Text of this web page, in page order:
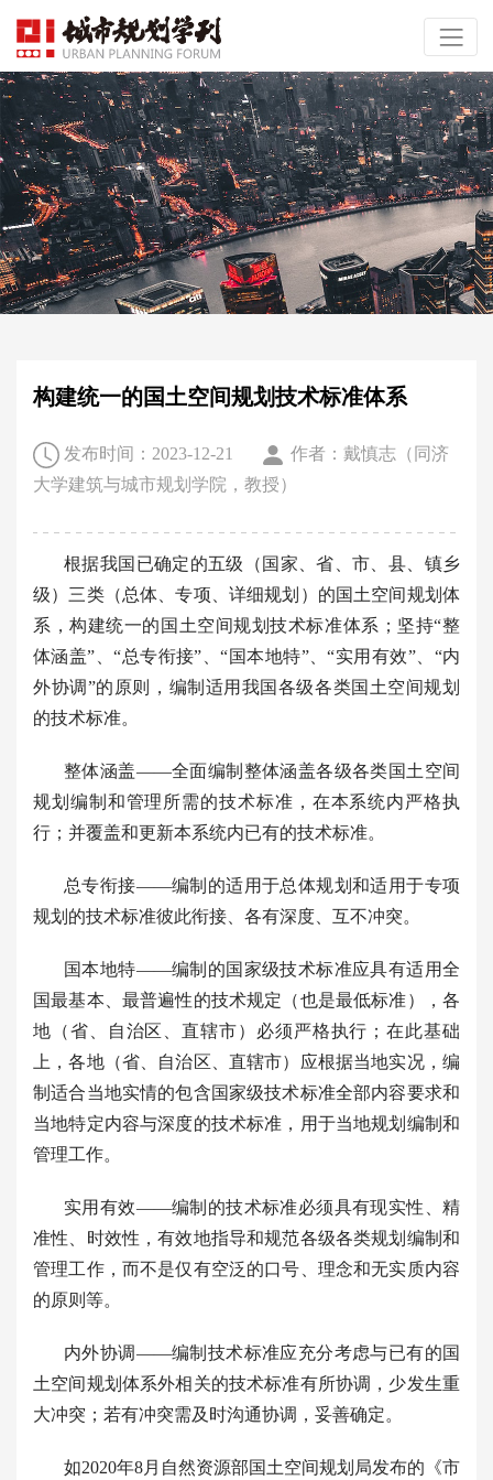
构建统一的国土空间规划技术标准体系
发布时间：2023-12-21
作者：戴慎志（同济
大学建筑与城市规划学院，教授）
根据我国已确定的五级（国家、省、市、县、镇乡
级）三类（总体、专项、详细规划）的国土空间规划体
系，构建统一的国土空间规划技术标准体系；坚持“整
体涵盖”、“总专衔接”、“国本地特”、“实用有效”、“内
外协调”的原则，编制适用我国各级各类国土空间规划
的技术标准。
整体涵盖——全面编制整体涵盖各级各类国土空间
规划编制和管理所需的技术标准，在本系统内严格执
行；并覆盖和更新本系统内已有的技术标准。
总专衔接——编制的适用于总体规划和适用于专项
规划的技术标准彼此衔接、各有深度、互不冲突。
国本地特——编制的国家级技术标准应具有适用全
国最基本、最普遍性的技术规定（也是最低标准），各
地（省、自治区、直辖市）必须严格执行；在此基础
上，各地（省、自治区、直辖市）应根据当地实况，编
制适合当地实情的包含国家级技术标准全部内容要求和
当地特定内容与深度的技术标准，用于当地规划编制和
管理工作。
实用有效——编制的技术标准必须具有现实性、精
准性、时效性，有效地指导和规范各级各类规划编制和
管理工作，而不是仅有空泛的口号、理念和无实质内容
的原则等。
内外协调——编制技术标准应充分考虑与已有的国
土空间规划体系外相关的技术标准有所协调，少发生重
大冲突；若有冲突需及时沟通协调，妥善确定。
如2020年8月自然资源部国土空间规划局发布的《市